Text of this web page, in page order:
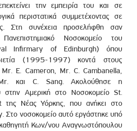
την εμπειρία του και σε
περιστατικά συμμετέχοντας σε
Στη συνέχεια προσελήφθη σαν
Νοσοκομείο του
Infirmary of Edinburgh) όπου
(1995-1997) κοντά στους
Mr. E. Cameron, Mr. C. Cambanella,
και C. Sang. Ακολούθησε η
στην Αμερική στο Νοσοκομείο St.
της Νέας Υόρκης, που ανήκει στο
Στο νοσοκομείο αυτό εργάστηκε υπό
Κων/νου Αναγνωστόπουλου